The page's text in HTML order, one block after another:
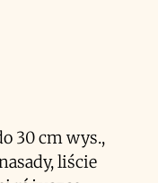
30 cm wys.,
liście